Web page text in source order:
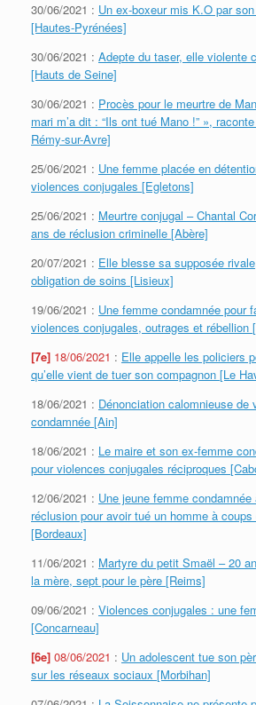
30/06/2021 : Un ex-boxeur mis K.O par
[Hautes-Pyrénées]
30/06/2021 : Adepte du taser, elle violente
[Hauts de Seine]
30/06/2021 : Procès pour le meurtre de
mari m’a dit : “Ils ont tué Mano !” »,
Rémy-sur-Avre]
25/06/2021 : Une femme placée en
violences conjugales [Egletons]
25/06/2021 : Meurtre conjugal – Chantal
ans de réclusion criminelle [Abère]
20/07/2021 : Elle blesse sa supposée
obligation de soins [Lisieux]
19/06/2021 : Une femme condamnée pour
violences conjugales, outrages et rébellion
[7e] 18/06/2021 : Elle appelle les policiers
qu’elle vient de tuer son compagnon [Le
18/06/2021 : Dénonciation calomnieuse de
condamnée [Ain]
18/06/2021 : Le maire et son ex-femme
pour violences conjugales réciproques
12/06/2021 : Une jeune femme
réclusion pour avoir tué un homme à
[Bordeaux]
11/06/2021 : Martyre du petit Smaël – 20
la mère, sept pour le père [Reims]
09/06/2021 : Violences conjugales : une
[Concarneau]
[6e] 08/06/2021 : Un adolescent tue son
sur les réseaux sociaux [Morbihan]